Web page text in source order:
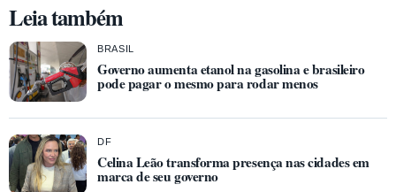
Leia também
BRASIL
Governo aumenta etanol na gasolina e brasileiro
pode pagar o mesmo para rodar menos
DF
Celina Leão transforma presença nas cidades em
marca de seu governo